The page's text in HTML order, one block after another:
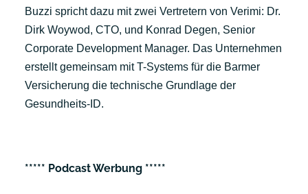
Buzzi spricht dazu mit zwei Vertretern von Verimi: Dr.
Dirk Woywod, CTO, und Konrad Degen, Senior
Corporate Development Manager. Das Unternehmen
erstellt gemeinsam mit T-Systems für die Barmer
Versicherung die technische Grundlage der
Gesundheits-ID.
***** Podcast Werbung *****